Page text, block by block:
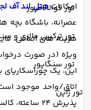
تور کوالالامپور
تور ترکیبی مالزی و
تور سنگاپور
تور ژاپن
امکاناتهتل لند آف
عصرانه، باشگاه بچه
هزینه های اضافی،
ویژه (در صورت
اتاق/واحد موجود
پذیرش 24